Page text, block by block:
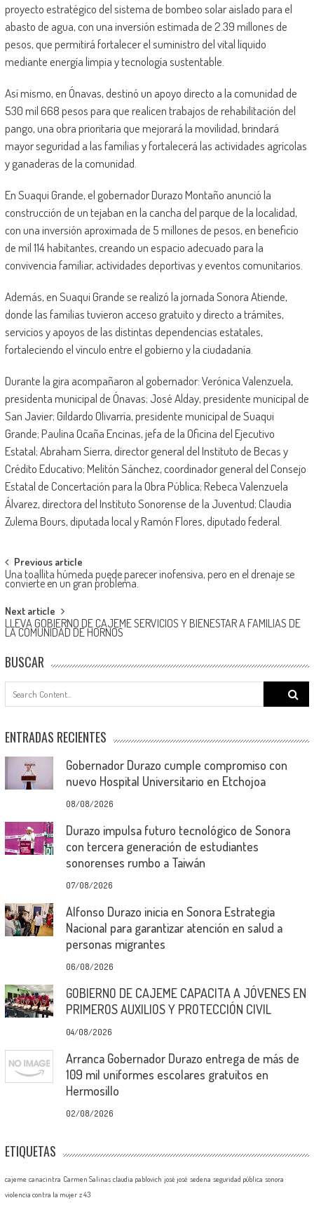
proyecto estratégico del sistema de bombeo solar aislado para el
abasto de agua, con una inversión estimada de 2.39 millones de
pesos, que permitirá fortalecer el suministro del vital líquido
mediante energía limpia y tecnología sustentable.
Así mismo, en Ónavas, destinó un apoyo directo a la comunidad de
530 mil 668 pesos para que realicen trabajos de rehabilitación del
pango, una obra prioritaria que mejorará la movilidad, brindará
mayor seguridad a las familias y fortalecerá las actividades agrícolas
y ganaderas de la comunidad.
En Suaqui Grande, el gobernador Durazo Montaño anunció la
construcción de un tejaban en la cancha del parque de la localidad,
con una inversión aproximada de 5 millones de pesos, en beneficio
de mil 114 habitantes, creando un espacio adecuado para la
convivencia familiar, actividades deportivas y eventos comunitarios.
Además, en Suaqui Grande se realizó la jornada Sonora Atiende,
donde las familias tuvieron acceso gratuito y directo a trámites,
servicios y apoyos de las distintas dependencias estatales,
fortaleciendo el vínculo entre el gobierno y la ciudadanía.
Durante la gira acompañaron al gobernador: Verónica Valenzuela,
presidenta municipal de Ónavas; José Alday, presidente municipal de
San Javier; Gildardo Olivarría, presidente municipal de Suaqui
Grande; Paulina Ocaña Encinas, jefa de la Oficina del Ejecutivo
Estatal; Abraham Sierra, director general del Instituto de Becas y
Crédito Educativo; Melitón Sánchez, coordinador general del Consejo
Estatal de Concertación para la Obra Pública; Rebeca Valenzuela
Álvarez, directora del Instituto Sonorense de la Juventud; Claudia
Zulema Bours, diputada local y Ramón Flores, diputado federal.
Post
navigation
Previous article
Una toallita húmeda puede parecer inofensiva, pero en el drenaje se
convierte en un gran problema.
Next article
LLEVA GOBIERNO DE CAJEME SERVICIOS Y BIENESTAR A FAMILIAS DE
LA COMUNIDAD DE HORNOS
BUSCAR
Search
for:
ENTRADAS RECIENTES
Gobernador Durazo cumple compromiso con
nuevo Hospital Universitario en Etchojoa
08/08/2026
Durazo impulsa futuro tecnológico de Sonora
con tercera generación de estudiantes
sonorenses rumbo a Taiwán
07/08/2026
Alfonso Durazo inicia en Sonora Estrategia
Nacional para garantizar atención en salud a
personas migrantes
06/08/2026
GOBIERNO DE CAJEME CAPACITA A JÓVENES EN
PRIMEROS AUXILIOS Y PROTECCIÓN CIVIL
04/08/2026
Arranca Gobernador Durazo entrega de más de
109 mil uniformes escolares gratuitos en
Hermosillo
02/08/2026
ETIQUETAS
cajeme canacintra Carmen Salinas claudia pablovich josé josé sedena seguridad pública sonora
violencia contra la mujer z 43